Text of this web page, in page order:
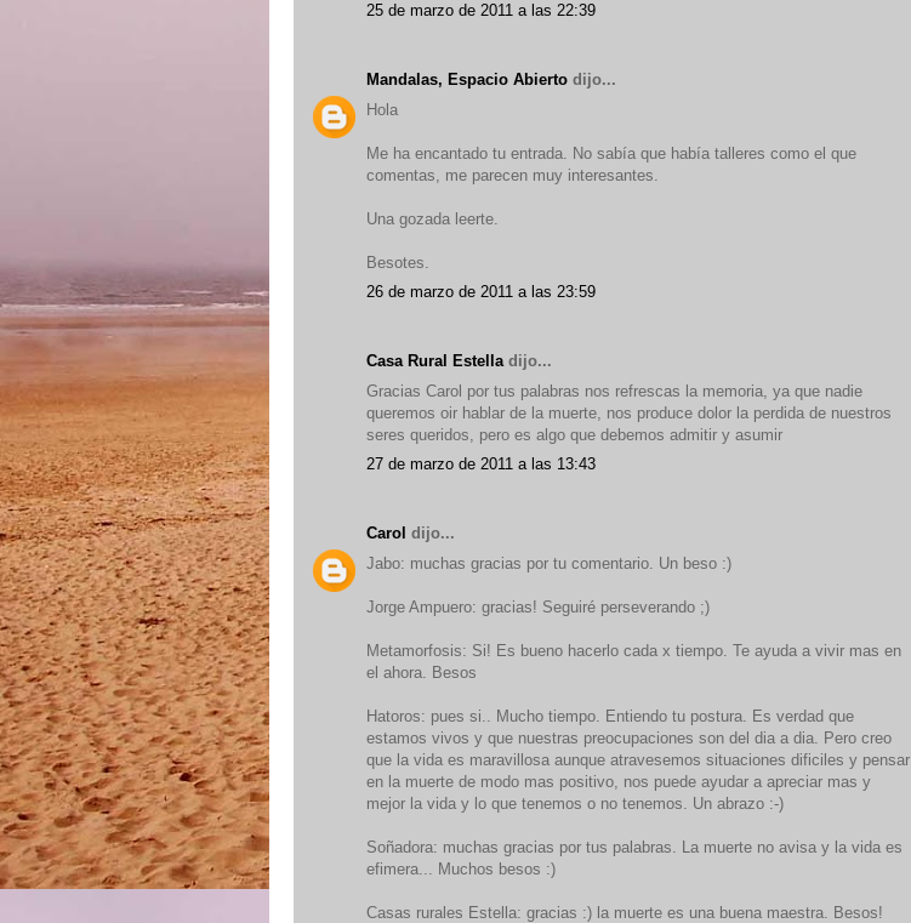
25 de marzo de 2011 a las 22:39
Mandalas, Espacio Abierto dijo...
Hola
Me ha encantado tu entrada. No sabía que había talleres como el que
comentas, me parecen muy interesantes.
Una gozada leerte.
Besotes.
26 de marzo de 2011 a las 23:59
Casa Rural Estelladijo...
Gracias Carol por tus palabras nos refrescas la memoria, ya que nadie
queremos oir hablar de la muerte, nos produce dolor la perdida de nuestros
seres queridos, pero es algo que debemos admitir y asumir
27 de marzo de 2011 a las 13:43
Carol dijo...
Jabo: muchas gracias por tu comentario. Un beso :)
Jorge Ampuero: gracias! Seguiré perseverando ;)
Metamorfosis: Si! Es bueno hacerlo cada x tiempo. Te ayuda a vivir mas en
el ahora. Besos
Hatoros: pues si.. Mucho tiempo. Entiendo tu postura. Es verdad que
estamos vivos y que nuestras preocupaciones son del dia a dia. Pero creo
que la vida es maravillosa aunque atravesemos situaciones dificiles y pensar
en la muerte de modo mas positivo, nos puede ayudar a apreciar mas y
mejor la vida y lo que tenemos o no tenemos. Un abrazo :-)
Soñadora: muchas gracias por tus palabras. La muerte no avisa y la vida es
efimera... Muchos besos :)
Casas rurales Estella: gracias :) la muerte es una buena maestra. Besos!